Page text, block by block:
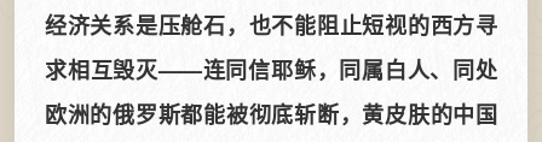
经济关系是压舱石，也不能阻止短视的西方寻
求相互毁灭——连同信耶稣，同属白人、同处
欧洲的俄罗斯都能被彻底斩断，黄皮肤的中国